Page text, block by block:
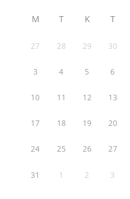
M T K T
27 28 29 30
3 4 5 6
10 11 12 13
17 18 19 20
24 25 26 27
31 1 2 3